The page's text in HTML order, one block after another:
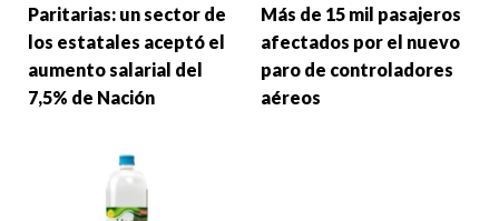
Paritarias: un sector de
los estatales aceptó el
aumento salarial del
7,5% de Nación
Más de 15 mil pasajeros
afectados por el nuevo
paro de controladores
aéreos